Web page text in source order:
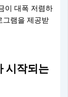
이 대폭 저렴하
그램을 제공받
시작되는